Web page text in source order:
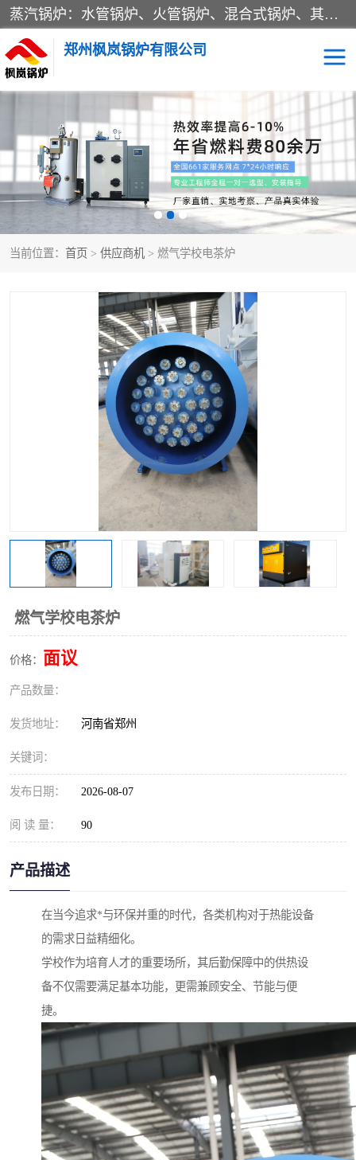
蒸汽锅炉：水管锅炉、火管锅炉、混合式锅炉、其他蒸汽锅炉； 热水锅炉：家用型集中供暖用热水锅炉、其他热水锅炉； 有机热载体锅炉； 船用蒸汽锅炉； （锅炉用辅助设备及装置）蒸汽冷凝器：表面冷凝器、混合式冷凝器、空冷式冷凝器、其他蒸汽冷凝器； 锅炉用辅助设备：节热器、蒸汽收集器、蓄能器、烟垢清除器、气体回收器、泥渣刮除器、空气预热器、其他锅炉用辅助设备；
郑州枫岚锅炉有限公司
当前位置： 首页 > 供应商机 > 燃气学校电茶炉
燃气学校电茶炉
价格： 面议
产品数量：
发货地址： 河南省郑州
关键词：
发布日期： 2026-08-07
阅 读 量： 90
产品描述
在当今追求*与环保并重的时代，各类机构对于热能设备
的需求日益精细化。
学校作为培育人才的重要场所，其后勤保障中的供热设
备不仅需要满足基本功能，更需兼顾安全、节能与便
捷。